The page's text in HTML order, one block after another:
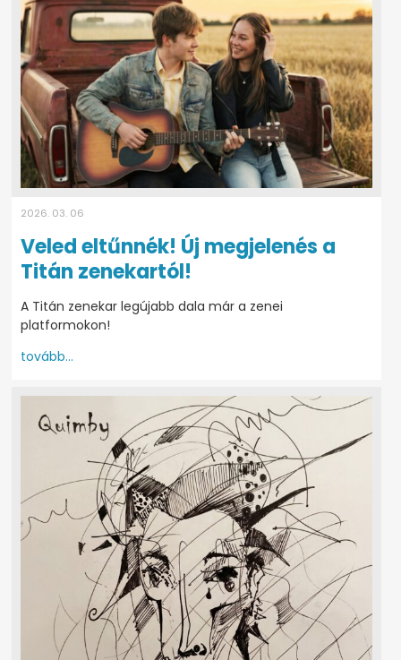
2026. 03. 06
Veled eltűnnék! Új megjelenés a
Titán zenekartól!
A Titán zenekar legújabb dala már a zenei
platformokon!
tovább...